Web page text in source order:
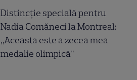
Distincție specială pentru
Nadia Comăneci la Montreal:
„Aceasta este a zecea mea
medalie olimpică”